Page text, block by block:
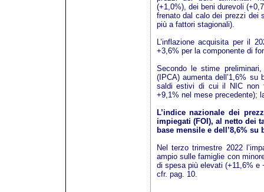
(+1,0%), dei beni durevoli
frenato dal calo dei prezzi dei
più a fattori stagionali).
L’inflazione acquisita per il
+3,6% per la componente di
Secondo le stime
(IPCA) aumenta dell’1,6%
saldi estivi di cui il NIC non
+9,1% nel mese precedente);
L’indice nazionale dei
impiegati (FOI), al netto dei
base mensile e dell’8,6% su
Nel terzo trimestre 2022
ampio sulle famiglie con
di spesa più elevati (+11,6% e
cfr. pag. 10.